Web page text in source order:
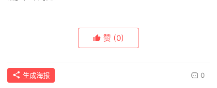
赞(0)
生成海报